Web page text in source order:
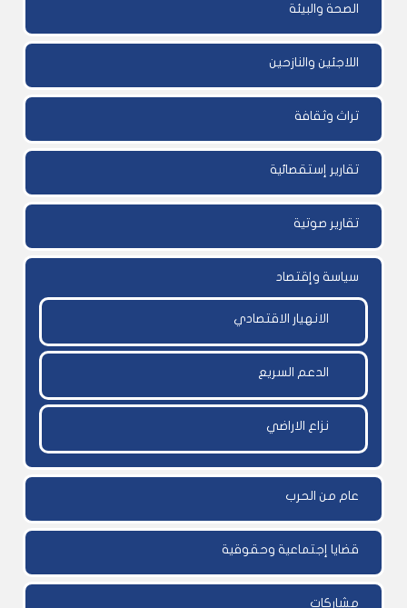
الصحة والبيئة
اللاجئين والنازحين
تراث وثقافة
تقارير إستقصائية
تقارير صوتية
سياسة وإقتصاد
الانهيار الاقتصادي
الدعم السريع
نزاع الاراضي
عام من الحرب
قضايا إجتماعية وحقوقية
مشاركات